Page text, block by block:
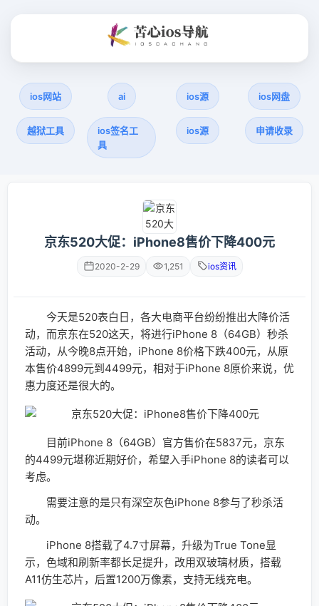
ios网站 ai ios源 ios网盘
越狱工具
ios签名工
具
ios源 申请收录
京东520大促：iPhone8售价下降400元
2020-2-29 1,251 ios资讯
今天是520表白日，各大电商平台纷纷推出大降价活
动，而京东在520这天，将进行iPhone 8（64GB）秒杀
活动，从今晚8点开始，iPhone 8价格下跌400元，从原
本售价4899元到4499元，相对于iPhone 8原价来说，优
惠力度还是很大的。
目前iPhone 8（64GB）官方售价在5837元，京东
的4499元堪称近期好价，希望入手iPhone 8的读者可以
考虑。
需要注意的是只有深空灰色iPhone 8参与了秒杀活
动。
iPhone 8搭载了4.7寸屏幕，升级为True Tone显
示，色域和刷新率都长足提升，改用双玻璃材质，搭载
A11仿生芯片，后置1200万像素，支持无线充电。